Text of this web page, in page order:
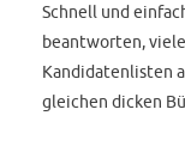
Schnell und
beantworten,
Kandidatenlisten
gleichen dicken